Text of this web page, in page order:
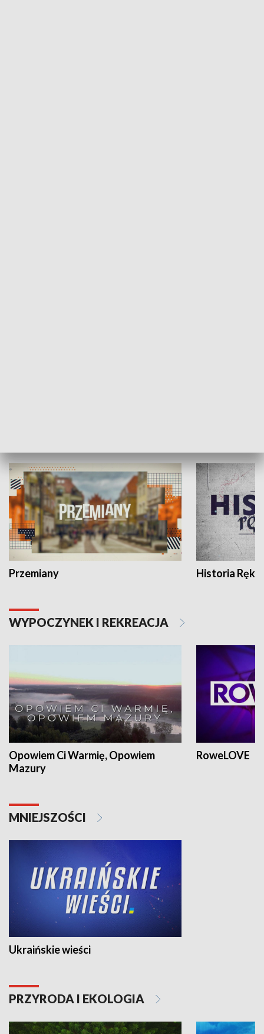
Przemiany Historia Ręką
WYPOCZYNEK I REKREACJA
Opowiem Ci Warmię, Opowiem
Mazury
RoweLOVE
MNIEJSZOŚCI
Ukraińskie wieści
PRZYRODA I EKOLOGIA